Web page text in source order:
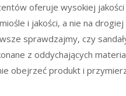
oferuje wysokiej
i jakości, a nie na
sprawdzajmy, czy
z oddychających
obejrzeć produkt i